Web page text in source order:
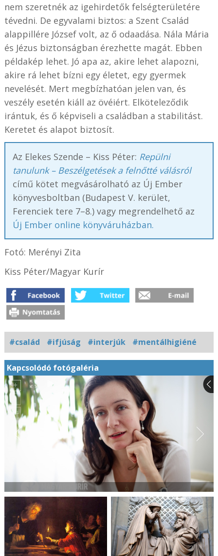
nem szeretnék az igehirdetők felségterületére
tévedni. De egyvalami biztos: a Szent Család
alappillére József volt, az ő odaadása. Nála Mária
és Jézus biztonságban érezhette magát. Ebben
példakép lehet. Jó apa az, akire lehet alapozni,
akire rá lehet bízni egy életet, egy gyermek
nevelését. Mert megbízhatóan jelen van, és
veszély esetén kiáll az övéiért. Elköteleződik
irántuk, és ő képviseli a családban a stabilitást.
Keretet és alapot biztosít.
Az Elekes Szende – Kiss Péter: Repülni
tanulunk – Beszélgetések a felnőtté válásról
című kötet megvásárolható az Új Ember
könyvesboltban (Budapest V. kerület,
Ferenciek tere 7–8.) vagy megrendelhető az
Új Ember online könyváruházban.
Fotó: Merényi Zita
Kiss Péter/Magyar Kurír
#család #ifjúság #interjúk #mentálhigiéné
Kapcsolódó fotógaléria